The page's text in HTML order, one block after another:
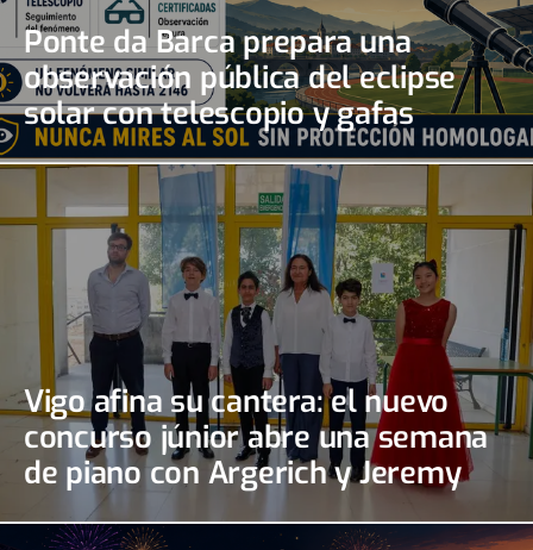
Ponte da Barca prepara una
observación pública del eclipse
solar con telescopio y gafas
certificadas
Vigo afina su cantera: el nuevo
concurso júnior abre una semana
de piano con Argerich y Jeremy
Irons